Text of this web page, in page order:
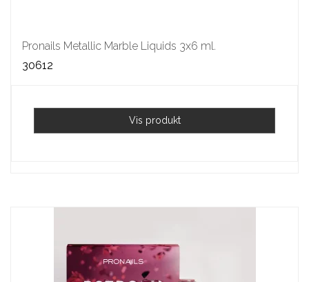
Pronails Metallic Marble Liquids 3x6 ml.
30612
Vis produkt